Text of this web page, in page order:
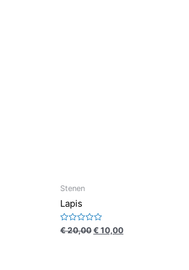
Stenen
Lapis
Waardering
0
€20,00€10,00